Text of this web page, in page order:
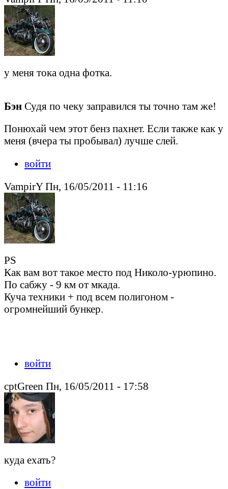
у меня тока одна фотка.
Бэн Судя по чеку заправился ты точно там же!
Понюхай чем этот бенз пахнет. Если также как у
меня (вчера ты пробывал) лучше слей.
войти
VampirY Пн, 16/05/2011 - 11:16
PS
Как вам вот такое место под Николо-урюпино.
По сабжу - 9 км от мкада.
Куча техники + под всем полигоном -
огромнейший бункер.
войти
cptGreen Пн, 16/05/2011 - 17:58
куда ехать?
войти